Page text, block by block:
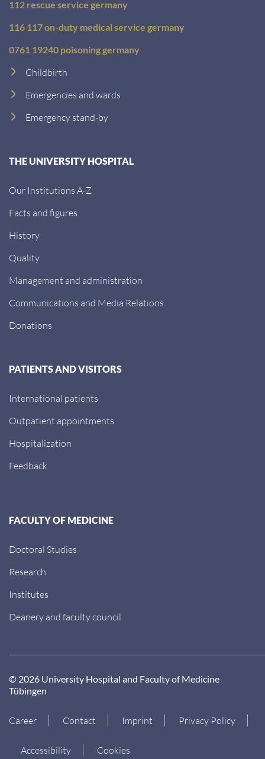
112 rescue service germany
116 117 on-duty medical service germany
0761 19240 poisoning germany
Childbirth
Emergencies and wards
Emergency stand-by
THE UNIVERSITY HOSPITAL
Our Institutions A-Z
Facts and figures
History
Quality
Management and administration
Communications and Media Relations
Donations
PATIENTS AND VISITORS
International patients
Outpatient appointments
Hospitalization
Feedback
FACULTY OF MEDICINE
Doctoral Studies
Research
Institutes
Deanery and faculty council
© 2026 University Hospital and Faculty of Medicine
Tübingen
Career Contact Imprint Privacy Policy
Accessibility Cookies